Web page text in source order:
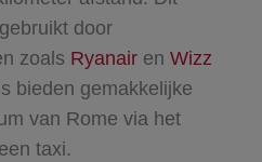
door
zoals Ryanairen Wizz
bieden gemakkelijke
van Rome via het
taxi.